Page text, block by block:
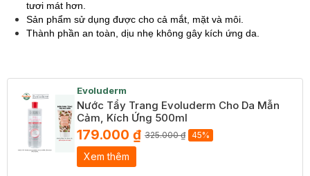
tươi mát hơn.
Sản phẩm sử dụng được cho cả mắt, mặt và môi.
Thành phần an toàn, dịu nhẹ không gây kích ứng da.
Evoluderm
Nước Tẩy Trang Evoluderm Cho Da Mẫn
Cảm, Kích Ứng 500ml
179.000 ₫ 325.000 ₫ 45%
Xem thêm